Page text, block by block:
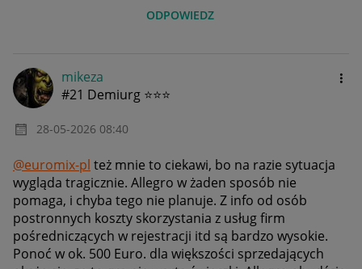
ODPOWIEDZ
mikeza
#21 Demiurg ⭐⭐⭐
‎28-05-2026 08:40
@euromix-pl też mnie to ciekawi, bo na razie sytuacja
wygląda tragicznie. Allegro w żaden sposób nie
pomaga, i chyba tego nie planuje. Z info od osób
postronnych koszty skorzystania z usług firm
pośredniczących w rejestracji itd są bardzo wysokie.
Ponoć w ok. 500 Euro. dla większości sprzedających